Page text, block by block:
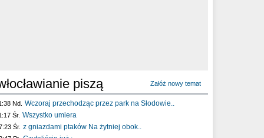
piszą Załóż nowy temat
Nd. Wczoraj przechodząc przez park na Słodowie..
Śr. Wszystko umiera
Śr. z gniazdami ptaków Na żytniej obok..